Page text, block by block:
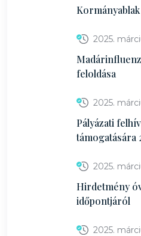
2025.
feloldása
2025.
Pályázati
támogatására
2025.
Hirdetmény
időpontjáról
2025.